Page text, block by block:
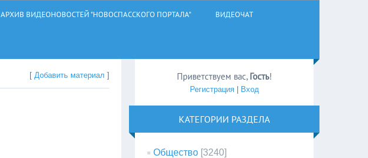
АРХИВ ВИДЕОНОВОСТЕЙ "НОВОСПАССКОГО ПОРТАЛА" ВИДЕОЧАТ
[Добавить материал ] Приветствуем вас, Гость!
Регистрация| Вход
КАТЕГОРИИ РАЗДЕЛА
Общество [3240]